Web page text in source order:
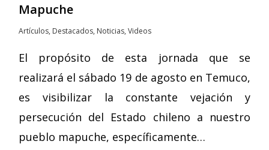
Mapuche
Artículos, Destacados, Noticias,Videos
El propósito de esta jornada que se
realizará el sábado 19 de agosto en Temuco,
es visibilizar la constante vejación y
persecución del Estado chileno a nuestro
pueblo mapuche, específicamente…